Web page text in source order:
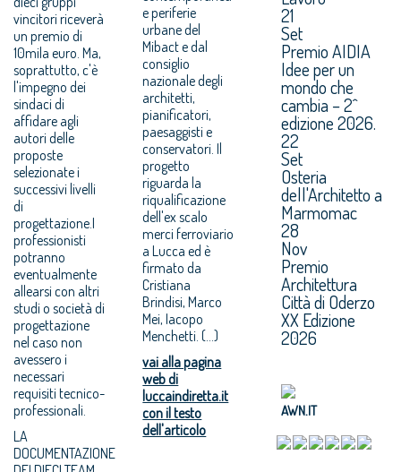
vincitori riceverà
un premio di
10mila euro. Ma,
soprattutto, c'è
l'impegno dei
sindaci di
affidare agli
autori delle
proposte
selezionate i
successivi livelli
di
progettazione.I
professionisti
potranno
eventualmente
allearsi con altri
studi o società di
progettazione
nel caso non
avessero i
necessari
requisiti tecnico-
professionali.
LA
DOCUMENTAZIONE
e periferie
urbane del
Mibact e dal
consiglio
nazionale degli
architetti,
pianificatori,
paesaggisti e
conservatori. Il
progetto
riguarda la
riqualificazione
dell'ex scalo
merci ferroviario
a Lucca ed è
firmato da
Cristiana
Brindisi, Marco
Mei, Iacopo
Menchetti. (...)
vai alla pagina
web di
luccaindiretta.it
con il testo
dell'articolo
21
Set
Premio AIDIA
Idee per un
mondo che
cambia – 2^
edizione 2026.
22
Set
Osteria
dell'Architetto a
Marmomac
28
Nov
Premio
Architettura
Città di Oderzo
XX Edizione
2026
AWN.IT